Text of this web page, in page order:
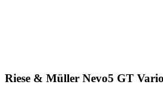
Riese & Müller Nevo5 GT Vario